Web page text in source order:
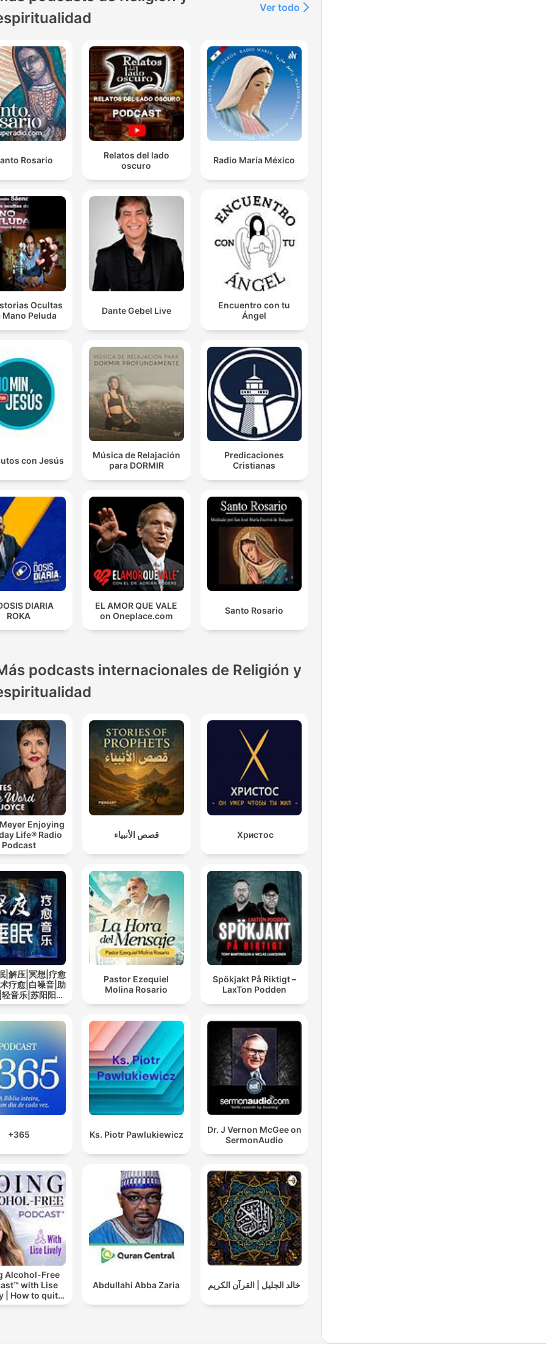
Ver todo
Rosario
Relatos del lado
oscuro
Radio María México
Ocultas
Mano Peluda
Dante Gebel Live
Encuentro con tu
Ángel
con Jesús
Música de Relajación
para DORMIR
Predicaciones
Cristianas
DIARIA
ROKA
EL AMOR QUE VALE
on Oneplace.com
Santo Rosario
podcasts internacionales de Religión y
Enjoying
Life® Radio
Podcast
قصص الأنبياء Христос
|解压|冥想|疗愈
疗愈|白噪音|助
音乐|苏阳阳频
道
Pastor Ezequiel
Molina Rosario
Spökjakt På Riktigt –
LaxTon Podden
+365 Ks. Piotr Pawlukiewicz
Dr. J Vernon McGee on
SermonAudio
Alcohol-Free
with Lise
| How to quit
alcohol
Abdullahi Abba Zaria خالد الجليل | القرآن الكريم